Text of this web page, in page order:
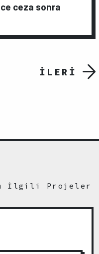
ceza sonra
İLERİ
İlgili Projeler